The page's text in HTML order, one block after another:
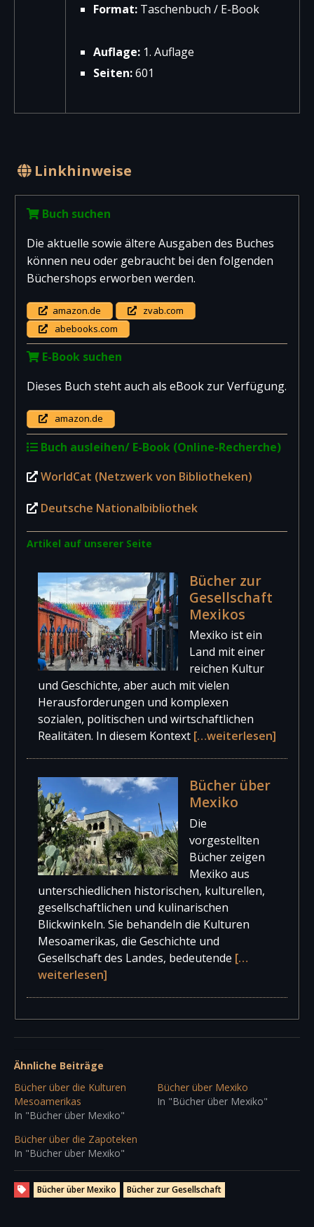
Format: Taschenbuch / E-Book
Auflage: 1. Auflage
Seiten:601
Linkhinweise
Buch suchen
Die aktuelle sowie ältere Ausgaben des Buches
können neu oder gebraucht bei den folgenden
Büchershops erworben werden.
amazon.de
zvab.com
abebooks.com
E-Book suchen
Dieses Buch steht auch als eBook zur Verfügung.
amazon.de
Buch ausleihen/ E-Book (Online-Recherche)
WorldCat (Netzwerk von Bibliotheken)
Deutsche Nationalbibliothek
Artikel auf unserer Seite
Bücher zur
Gesellschaft
Mexikos
Mexiko ist ein
Land mit einer
reichen Kultur
und Geschichte, aber auch mit vielen
Herausforderungen und komplexen
sozialen, politischen und wirtschaftlichen
Realitäten. In diesem Kontext […weiterlesen]
Bücher über
Mexiko
Die
vorgestellten
Bücher zeigen
Mexiko aus
unterschiedlichen historischen, kulturellen,
gesellschaftlichen und kulinarischen
Blickwinkeln. Sie behandeln die Kulturen
Mesoamerikas, die Geschichte und
Gesellschaft des Landes, bedeutende […
weiterlesen]
Ähnliche Beiträge
Bücher über die Kulturen
Mesoamerikas
In "Bücher über Mexiko"
Bücher über Mexiko
In "Bücher über Mexiko"
Bücher über die Zapoteken
In "Bücher über Mexiko"
Bücher über Mexiko Bücher zur Gesellschaft